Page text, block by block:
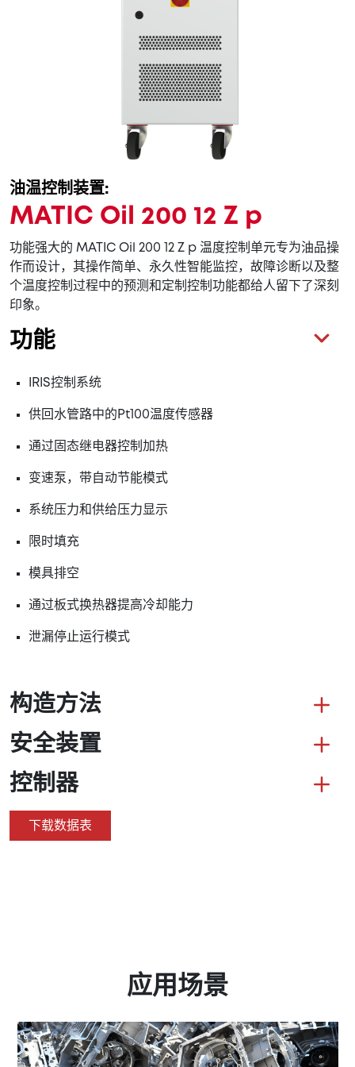
油温控制装置:
MATIC Oil 200 12 Z p
功能强大的 MATIC Oil 200 12 Z p 温度控制单元专为油品操
作而设计，其操作简单、永久性智能监控，故障诊断以及整
个温度控制过程中的预测和定制控制功能都给人留下了深刻
印象。
功能
IRIS控制系统
供回水管路中的Pt100温度传感器
通过固态继电器控制加热
变速泵，带自动节能模式
系统压力和供给压力显示
限时填充
模具排空
通过板式换热器提高冷却能力
泄漏停止运行模式
构造方法
安全装置
控制器
下载数据表
应用场景